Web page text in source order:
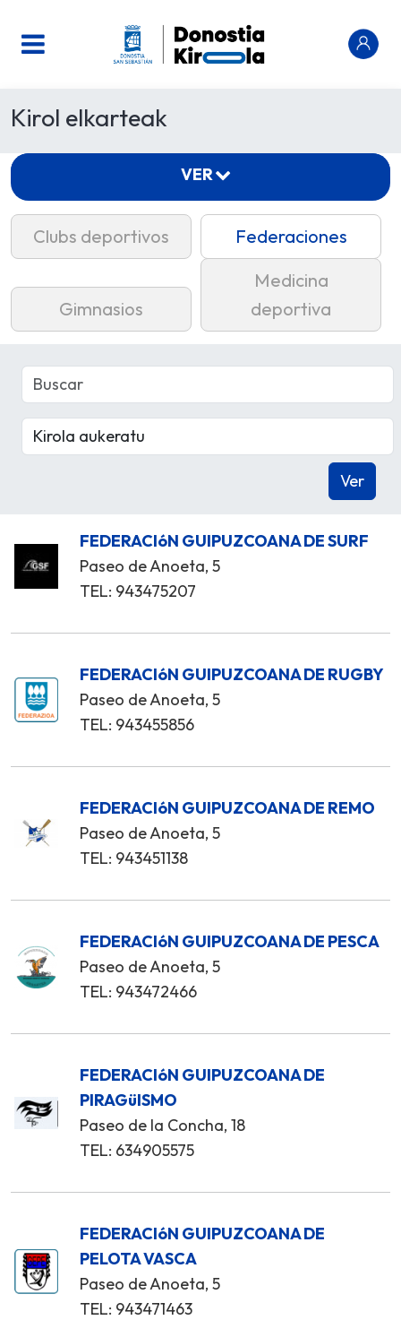
Kirol elkarteak
Clubs deportivos Federaciones
Gimnasios
Medicina
deportiva
FEDERACIóN GUIPUZCOANA DE SURF
Paseo de Anoeta, 5
TEL: 943475207
FEDERACIóN GUIPUZCOANA DE RUGBY
Paseo de Anoeta, 5
TEL: 943455856
FEDERACIóN GUIPUZCOANA DE REMO
Paseo de Anoeta, 5
TEL: 943451138
FEDERACIóN GUIPUZCOANA DE PESCA
Paseo de Anoeta, 5
TEL: 943472466
FEDERACIóN GUIPUZCOANA DE
PIRAGüISMO
Paseo de la Concha, 18
TEL: 634905575
FEDERACIóN GUIPUZCOANA DE
PELOTA VASCA
Paseo de Anoeta, 5
TEL: 943471463
VER